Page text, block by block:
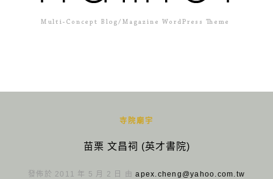
寺院廟宇
苗栗 文昌祠 (英才書院)
發佈於 2011 年 5 月 2 日 由apex.cheng@yahoo.com.tw